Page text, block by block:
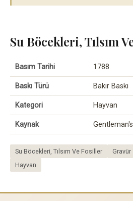
Su Böcekleri, Tılsım
Basım Tarihi 1788
Baskı Türü Bakır Baskı
Kategori Hayvan
Kaynak
Su Böcekleri, Tılsım Ve Fosiller Gravür
Hayvan